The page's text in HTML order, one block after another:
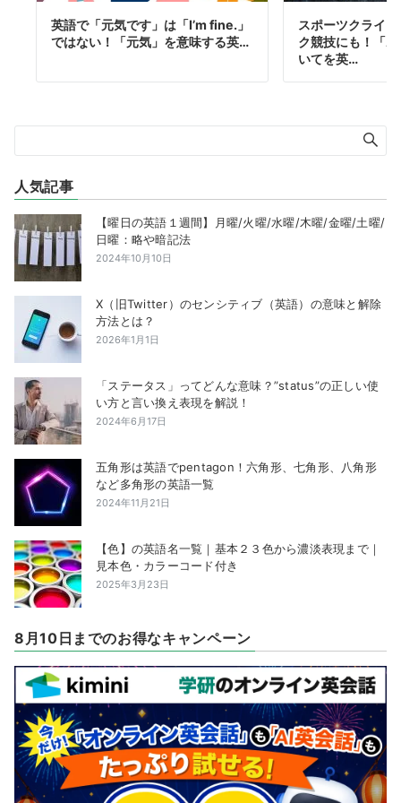
英語で「元気です」は「I’m fine.」
ではない！「元気」を意味する英…
スポーツクライ
ク競技にも！「
いてを英…
人気記事
【曜日の英語１週間】月曜/火曜/水曜/木曜/金曜/土曜/
日曜：略や暗記法
2024年10月10日
X（旧Twitter）のセンシティブ（英語）の意味と解除
方法とは？
2026年1月1日
「ステータス」ってどんな意味？”status”の正しい使
い方と言い換え表現を解説！
2024年6月17日
五角形は英語でpentagon！六角形、七角形、八角形
など多角形の英語一覧
2024年11月21日
【色】の英語名一覧｜基本２３色から濃淡表現まで｜
見本色・カラーコード付き
2025年3月23日
8月10日までのお得なキャンペーン